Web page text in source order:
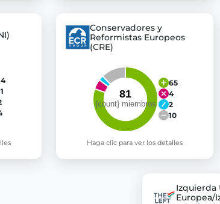
Conservadores y
Reformistas Europeos
(CRE)
65
4
2
10
Haga clic para ver los detalles
Izquierda
Europea/